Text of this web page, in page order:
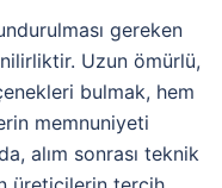
gereken
Uzun ömürlü,
bulmak, hem
memnuniyeti
alım sonrası teknik